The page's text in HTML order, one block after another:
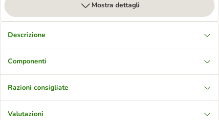
Mostra dettagli
Descrizione
Componenti
Razioni consigliate
Valutazioni